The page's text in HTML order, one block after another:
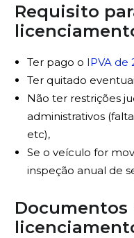
Requisito
Ter pago o IPVA de
Ter quitado
Não ter restrições
administrativos
etc),
Se o veículo for
inspeção anual de
Documentos